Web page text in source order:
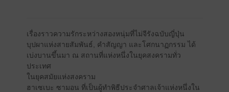
เรื่องราวความรักระหว่างสองหนุ่มที่ไม่จีรังฉบับญี่ปุ่น
บุปผาแห่งสายสัมพันธ์, คำสัญญา และโศกนาฏกรรม ได้
เบ่งบานขึ้นมา ณ สถานที่แห่งหนึ่งในยุคสงครามทั่ว
ประเทศ
ในยุคสมัยแห่งสงคราม
ฮาเซเบะ ซามอน ที่เป็นผู้ทำพิธีประจำศาลเจ้าแห่งหนึ่งใน